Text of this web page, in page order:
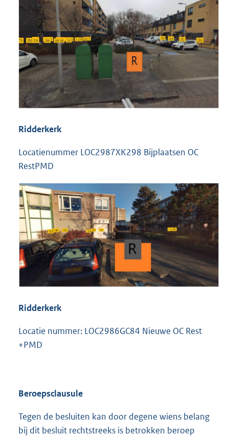
Ridderkerk
Locatienummer LOC2987XK298 Bijplaatsen OC
RestPMD
Ridderkerk
Locatie nummer: LOC2986GC84 Nieuwe OC Rest
+PMD
Beroepsclausule
Tegen de besluiten kan door degene wiens belang
bij dit besluit rechtstreeks is betrokken beroep